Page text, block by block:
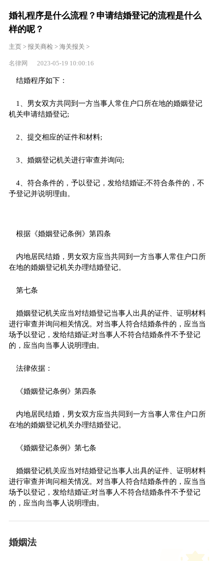
婚礼程序是什么流程？申请结婚登记的流程是什么
样的呢？
主页> 报关商检> 海关报关 >
名律网 2023-05-19 10:00:16
结婚程序如下：
1、男女双方共同到一方当事人常住户口所在地的婚姻登记
机关申请结婚登记;
2、提交相应的证件和材料;
3、婚姻登记机关进行审查并询问;
4、符合条件的，予以登记，发给结婚证;不符合条件的，不
予登记并说明理由。
根据《婚姻登记条例》第四条
内地居民结婚，男女双方应当共同到一方当事人常住户口所
在地的婚姻登记机关办理结婚登记。
第七条
婚姻登记机关应当对结婚登记当事人出具的证件、证明材料
进行审查并询问相关情况。对当事人符合结婚条件的，应当当
场予以登记，发给结婚证;对当事人不符合结婚条件不予登记
的，应当向当事人说明理由。
法律依据：
《婚姻登记条例》第四条
内地居民结婚，男女双方应当共同到一方当事人常住户口所
在地的婚姻登记机关办理结婚登记。
《婚姻登记条例》第七条
婚姻登记机关应当对结婚登记当事人出具的证件、证明材料
进行审查并询问相关情况。对当事人符合结婚条件的，应当当
场予以登记，发给结婚证;对当事人不符合结婚条件不予登记
的，应当向当事人说明理由。
婚姻法